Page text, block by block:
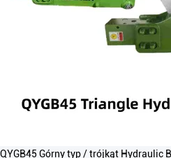
QYGB45 Górny typ / trójkąt Hydraulic